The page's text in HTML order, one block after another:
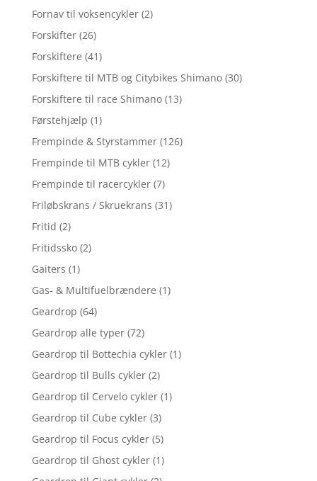
Fornav til voksencykler (2)
Forskifter (26)
Forskiftere (41)
Forskiftere til MTB og Citybikes Shimano (30)
Forskiftere til race Shimano (13)
Førstehjælp (1)
Frempinde & Styrstammer (126)
Frempinde til MTB cykler (12)
Frempinde til racercykler (7)
Friløbskrans / Skruekrans (31)
Fritid (2)
Fritidssko (2)
Gaiters (1)
Gas- & Multifuelbrændere (1)
Geardrop (64)
Geardrop alle typer (72)
Geardrop til Bottechia cykler (1)
Geardrop til Bulls cykler (2)
Geardrop til Cervelo cykler (1)
Geardrop til Cube cykler (3)
Geardrop til Focus cykler (5)
Geardrop til Ghost cykler (1)